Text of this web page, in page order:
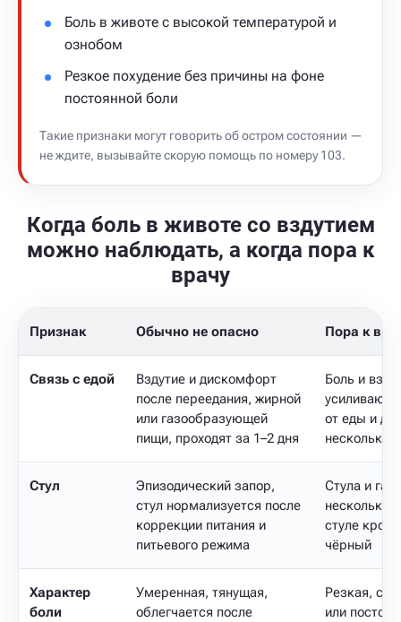
Боль в животе с высокой температурой и
ознобом
Резкое похудение без причины на фоне
постоянной боли
Такие признаки могут говорить об остром состоянии —
не ждите, вызывайте скорую помощь по номеру 103.
Когда боль в животе со вздутием
можно наблюдать, а когда пора к
врачу
Признак Обычно не опасно Пора к
Связь с едой
Вздутие и дискомфорт
после переедания, жирной
или газообразующей
пищи, проходят за 1–2 дня
Боль и
от еды и
несколько
Стул
Эпизодический запор,
стул нормализуется после
коррекции питания и
питьевого режима
Стула и
несколько
стуле
чёрный
Характер
боли
Умеренная, тянущая,
облегчается после
Резкая,
или